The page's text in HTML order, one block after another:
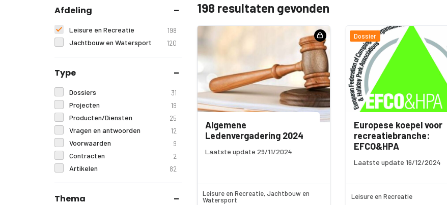
Afdeling
Leisure en Recreatie 198
Jachtbouw en Watersport 120
Type
Dossiers 31
Projecten 19
Producten/Diensten 25
Vragen en antwoorden 12
Voorwaarden 9
Contracten 2
Artikelen 82
Thema
198 resultaten gevonden
Algemene
Ledenvergadering 2024
Laatste update 29/11/2024
Leisure en Recreatie, Jachtbouw en
Watersport
Dossier
Europese koepel voor
recreatiebranche:
EFCO&HPA
Laatste update 16/12/2024
Leisure en Recreatie